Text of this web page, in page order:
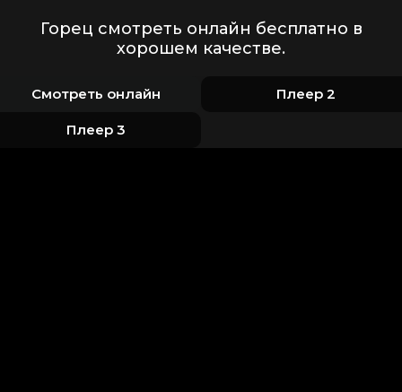
Горец смотреть онлайн бесплатно в
хорошем качестве.
Смотреть онлайн Плеер 2
Плеер 3